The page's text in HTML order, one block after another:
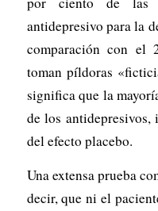
antidepresivo para la
comparación con el
toman píldoras
significa que la
de los antidepresivos,
del efecto placebo.
Una extensa prueba
decir, que ni el